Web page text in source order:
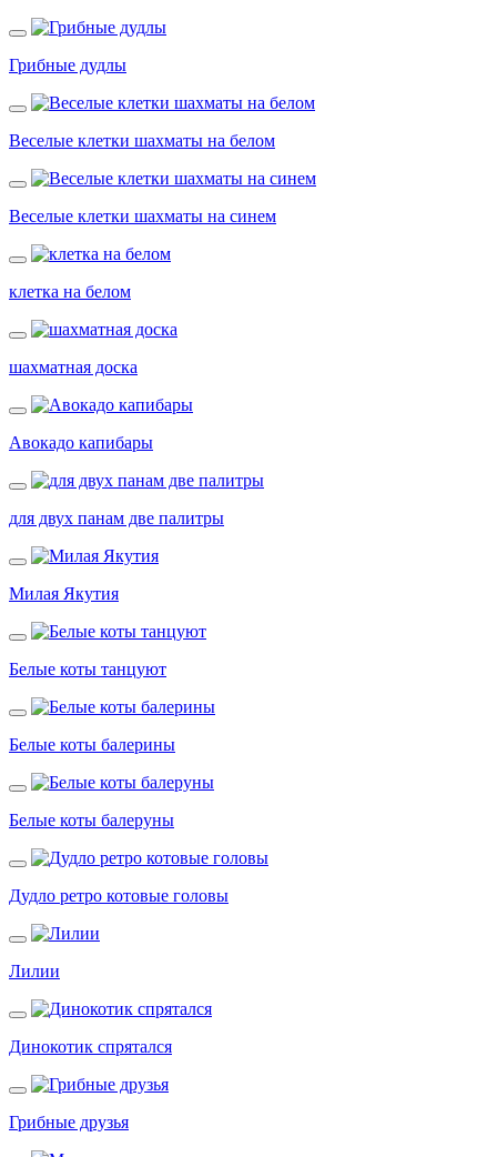
Грибные дудлы
Веселые клетки шахматы на белом
Веселые клетки шахматы на синем
клетка на белом
шахматная доска
Авокадо капибары
для двух панам две палитры
Милая Якутия
Белые коты танцуют
Белые коты балерины
Белые коты балеруны
Дудло ретро котовые головы
Лилии
Динокотик спрятался
Грибные друзья